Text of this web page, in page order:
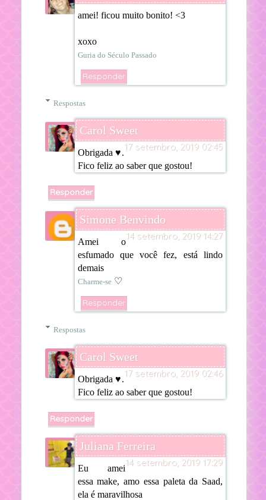
amei! ficou muito bonito! <3
xoxo
Guria do Século Passado
Responder
Respostas
Carol Sweet
17 setembro, 2019 02:45
Obrigada ♥.
Fico feliz ao saber que gostou!
Responder
Simone Benvindo
14 setembro, 2019 14:27
Amei o
esfumado que você fez, está lindo
demais
Charme-se♡
Responder
Respostas
Carol Sweet
17 setembro, 2019 02:46
Obrigada ♥.
Fico feliz ao saber que gostou!
Responder
Juliana Ferreira
14 setembro, 2019 17:29
Eu amei
essa make, amo essa paleta da Saad,
ela é maravilhosa